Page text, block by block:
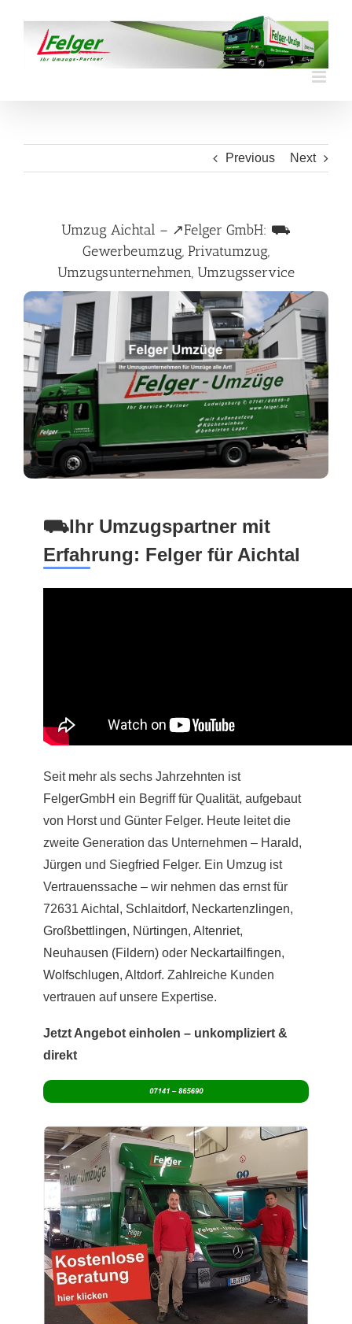
content
Previous Next
Umzug Aichtal – ↗️Felger GmbH: ⛟
Gewerbeumzug, Privatumzug,
Umzugsunternehmen, Umzugsservice
⛟Ihr Umzugspartner mit
Erfahrung: Felger für Aichtal
Seit mehr als sechs Jahrzehnten ist
FelgerGmbH ein Begriff für Qualität, aufgebaut
von Horst und Günter Felger. Heute leitet die
zweite Generation das Unternehmen – Harald,
Jürgen und Siegfried Felger. Ein Umzug ist
Vertrauenssache – wir nehmen das ernst für
72631 Aichtal, Schlaitdorf, Neckartenzlingen,
Großbettlingen, Nürtingen, Altenriet,
Neuhausen (Fildern) oder Neckartailfingen,
Wolfschlugen, Altdorf. Zahlreiche Kunden
vertrauen auf unsere Expertise.
Jetzt Angebot einholen – unkompliziert &
direkt